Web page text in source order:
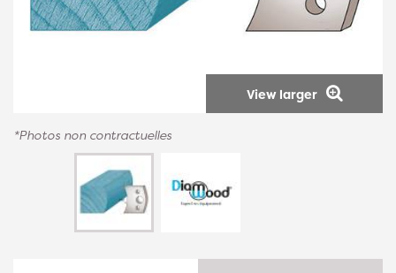
View larger
*Photos non contractuelles